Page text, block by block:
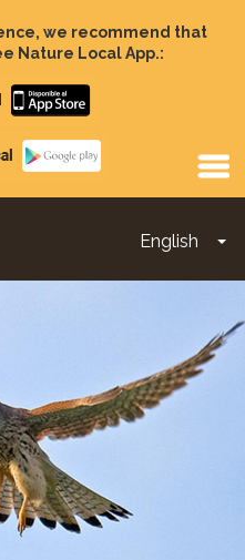
we recommend that
Nature Local App.:
Google
English
Main